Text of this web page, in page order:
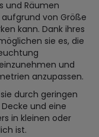
und Räumen
von Größe
kann. Dank ihres
sie es, die
und
anzupassen.
durch geringen
und eine
in kleinen oder
ist.